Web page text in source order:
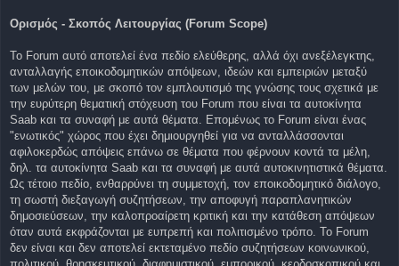
Ορισμός - Σκοπός Λειτουργίας (Forum Scope)
To Forum αυτό αποτελεί ένα πεδίο ελεύθερης, αλλά όχι ανεξέλεγκτης,
ανταλλαγής εποικοδομητικών απόψεων, ιδεών και εμπειριών μεταξύ
των μελών του, με σκοπό τον εμπλουτισμό της γνώσης τους σχετικά με
την ευρύτερη θεματική στόχευση του Forum που είναι τα αυτοκίνητα
Saab και τα συναφή με αυτά θέματα. Επομένως το Forum είναι ένας
"ενωτικός" χώρος που έχει δημιουργηθεί για να ανταλλάσσονται
αφιλοκερδώς απόψεις επάνω σε θέματα που φέρνουν κοντά τα μέλη,
δηλ. τα αυτοκίνητα Saab και τα συναφή με αυτά αυτοκινητιστικά θέματα.
Ως τέτοιο πεδίο, ενθαρρύνει τη συμμετοχή, τον εποικοδομητικό διάλογο,
τη σωστή διεξαγωγή συζητήσεων, την αποφυγή παραπλανητικών
δημοσιεύσεων, την καλοπροαίρετη κριτική και την κατάθεση απόψεων
όταν αυτά εκφράζονται με ευπρεπή και πολιτισμένο τρόπο. Το Forum
δεν είναι και δεν αποτελεί εκτεταμένο πεδίο συζητήσεων κοινωνικού,